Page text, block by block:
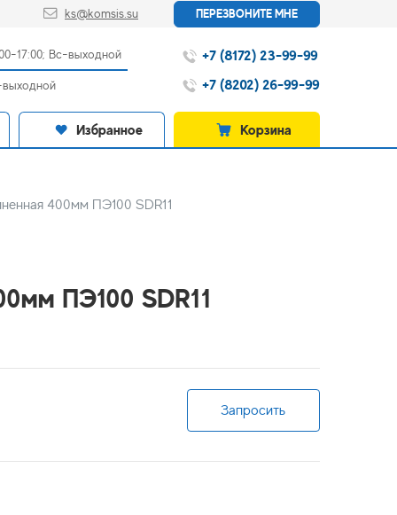
ks@komsis.su ПЕРЕЗВОНИТЕ МНЕ
17:00; Вс-выходной
+7 (8172) 23-99-99
+7 (8202) 26-99-99
Избранное Корзина
400мм ПЭ100 SDR11
ПЭ100 SDR11
Запросить